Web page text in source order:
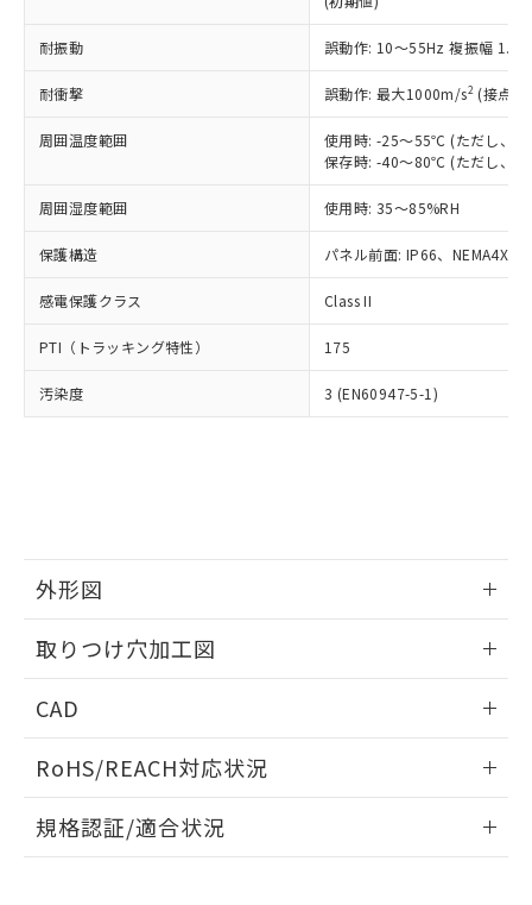
耐振動 誤動作: 10～55Hz 複振幅
耐衝撃 誤動作: 最大1000m/s2 (接点
周囲温度範囲
使用時: -25～55℃ (ただし、氷
保存時: -40～80℃ (ただし、氷
周囲湿度範囲 使用時: 35～85%RH
保護構造 パネル前面: IP66、NEMA4X,
感電保護クラス Class II
PTI（トラッキング特性） 175
汚染度 3 (EN60947-5-1)
外形図
取りつけ穴加工図
CAD
ドすることができます。
ログイン/会員登録
RoHS/REACH対応状況
EU RoHS 注意事項・凡例
規格認証/適合状況
正式な納期状況および標準価格はお客
様のお取引先、またはお客様担当のオ
オムロン制御機器販売店や当社販売拠
販売ネットワーク
」をご確認
在庫状況および標準価格結果を当社の
事前の承諾なく第三者に漏洩または開
示しないようお願いします。
マイパーツ機能（部品リスト作成サー
ビス）をご利用いただくには、I-Web
メンバーズにご登録されている必要が
あります。
登録された部品リストについて、当社
の共同利用に関して"
の「1.共同利
(PBDE) 1000ppm以下、フタル酸ビス(2-エチルヘキシ
ル) (DEHP)(別名：DOP) 1000ppm以下、フタル酸ブチ
ルベンジル（BBP） 1000ppm以下、フタル酸ジブチル
（DBP） 1000ppm以下、フタル酸ジイソブチル
但し、RoHS指令で産業用監視および制御機器に対する
フタル酸エステル類の４物質については閾値を超える意
図的な使用がないことを確認しています。
※2 対応予定月
部品在庫の切り替え状況などにより、予定
月が前後することがあります。
※3 非含有証明書ダウンロード
るもので、過去に遡って非含有を証明する
ものではありません。
また、RoHS指令のフタル酸エステル類４
既に当社にて対応品への在庫切替を完了
していることから、特段のことがない限
り、2022年1月12日より割愛しておりま
す。
ニル類) : 1000ppm、 PBDEs(ポリ臭化ジフェニルエーテ
DBP(フタル酸ジブチル) : 1000ppm、 DIBP(フタル酸ジ
DEHP(フタル酸ビス(2-エチルヘキシル)) : 1000ppm
「ｅ」：有害物質（10物質）のすべてが基
準値以下であることを示します。
「10」：通常の使用状況下において有害物
質が外部に漏えいし、環境に深刻な影響を
及ぼさない年数を意味します。
「－」：未確認です。当社販売部門へお問
当社は規制貨物を破棄する場合は、完
全に破砕するなど、違法に輸出されな
いよう必要な手段を講じます。
当社は貴社製品を、核兵器、ミサイ
ル、化学兵器、生物兵器またはその他
武器並びにこれらの製造装置等に一切
当社は、貴社製品を第三者に販売する
場合は、上記1、2および3の内容を当
該第三者に通知します。また当社は、
販売先および販売に係わる関係者が違
法に輸出するおそれがある場合は、取
り引きをいたしません。
一定数以上の在庫あり
一定数には満たないが在庫あり
いては、お客様のお取引先、ま
たはお客様担当のオムロン制御
機器販売店・当社販売員にご確
白
受注生産機種、また在庫状況の
情報を公開していない機種